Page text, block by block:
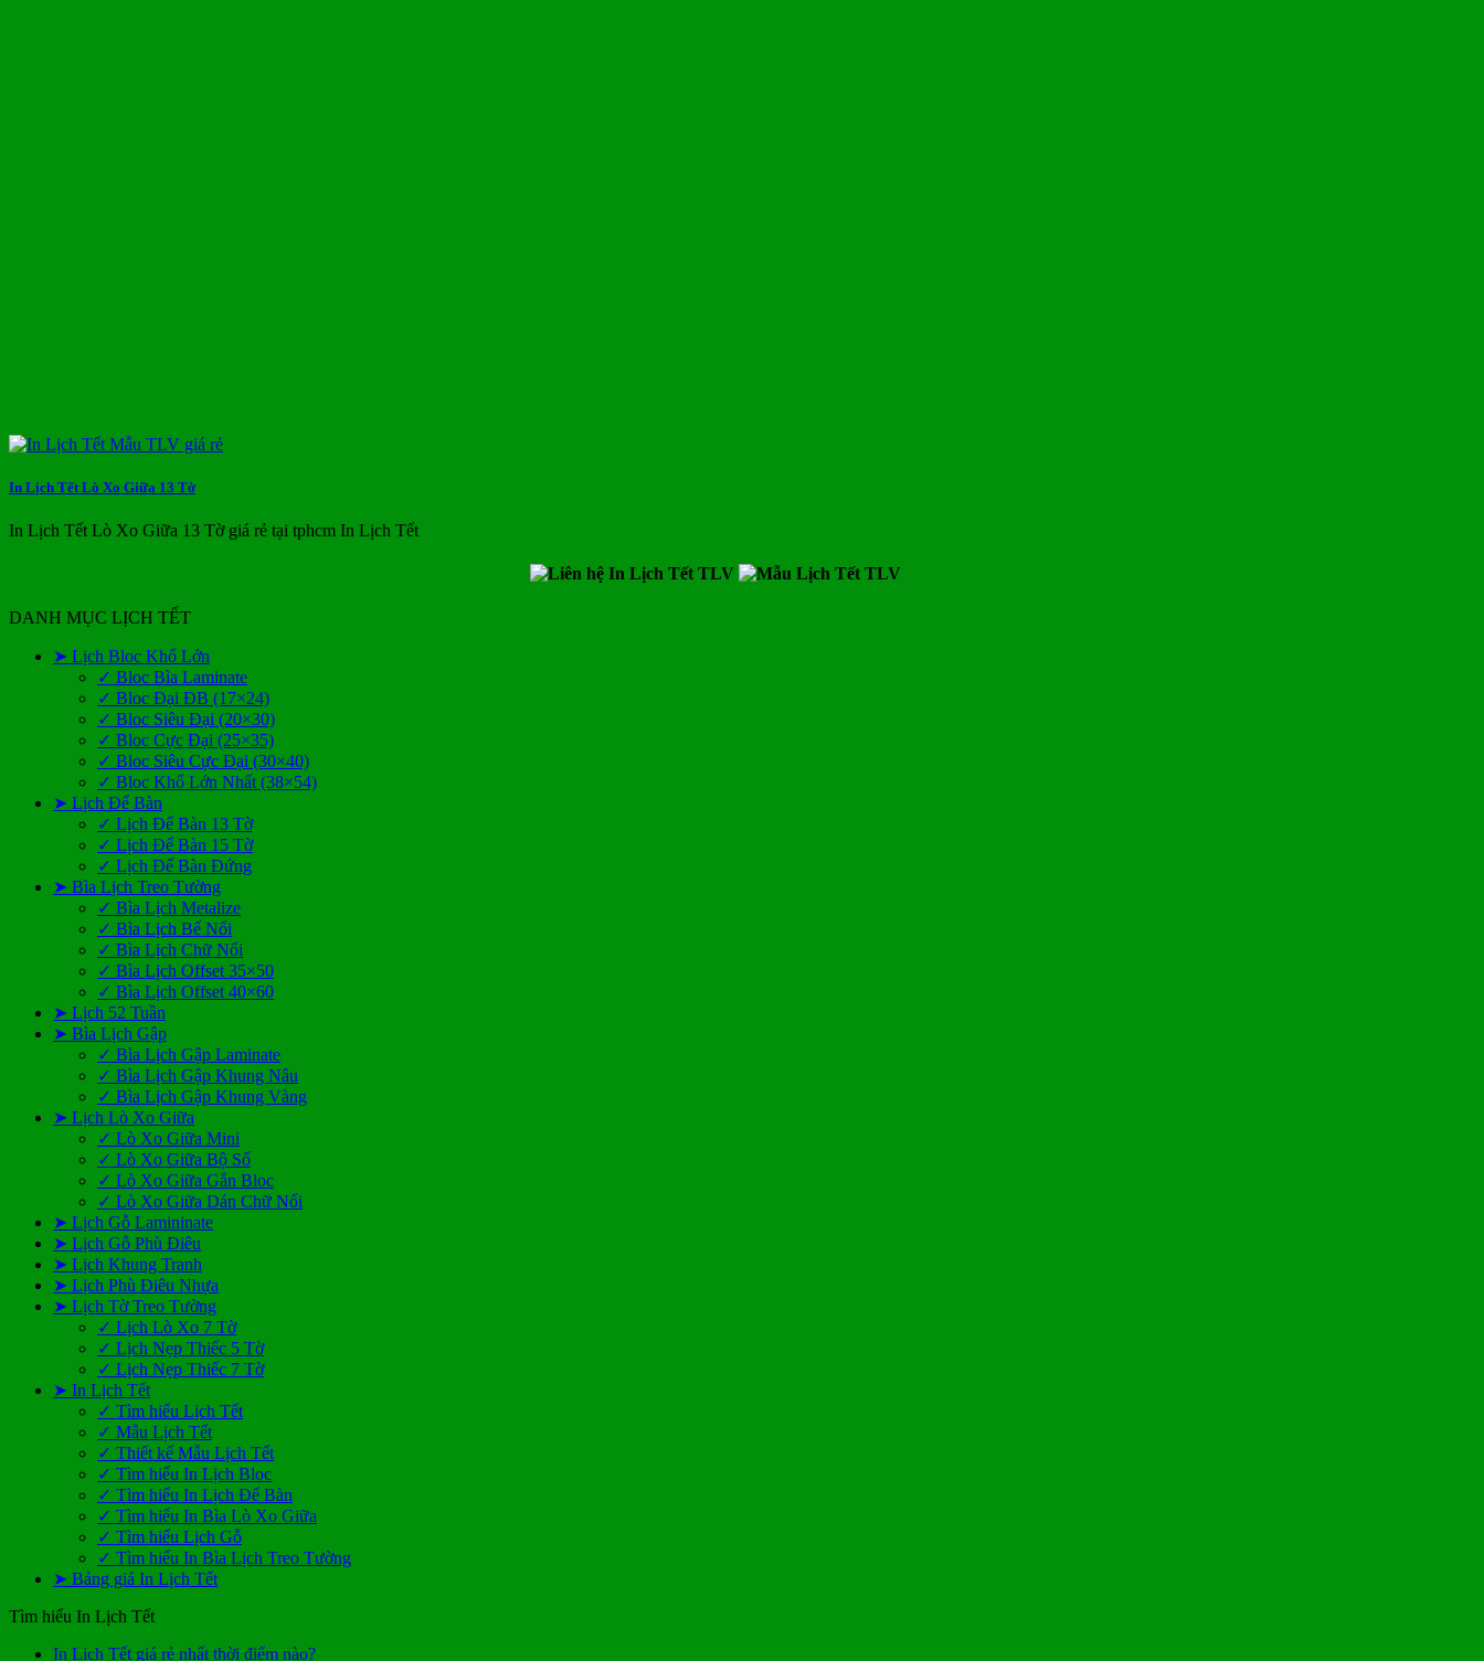
In Lịch Tết Lò Xo Giữa 13 Tờ
In Lịch Tết Lò Xo Giữa 13 Tờ giá rẻ tại tphcm In Lịch Tết
DANH MỤC LỊCH TẾT
➤ Lịch Bloc Khổ Lớn
✓ Bloc Bìa Laminate
✓ Bloc Đại ĐB (17×24)
✓ Bloc Siêu Đại (20×30)
✓ Bloc Cực Đại (25×35)
✓ Bloc Siêu Cực Đại (30×40)
✓ Bloc Khổ Lớn Nhất (38×54)
➤ Lịch Để Bàn
✓ Lịch Để Bàn 13 Tờ
✓ Lịch Để Bàn 15 Tờ
✓ Lịch Để Bàn Đứng
➤ Bìa Lịch Treo Tường
✓ Bìa Lịch Metalize
✓ Bìa Lịch Bế Nổi
✓ Bìa Lịch Chữ Nổi
✓ Bìa Lịch Offset 35×50
✓ Bìa Lịch Offset 40×60
➤ Lịch 52 Tuần
➤ Bìa Lịch Gập
✓ Bìa Lịch Gập Laminate
✓ Bìa Lịch Gập Khung Nâu
✓ Bìa Lịch Gập Khung Vàng
➤ Lịch Lò Xo Giữa
✓ Lò Xo Giữa Mini
✓ Lò Xo Giữa Bộ Số
✓ Lò Xo Giữa Gắn Bloc
✓ Lò Xo Giữa Dán Chữ Nổi
➤ Lịch Gỗ Lamininate
➤ Lịch Gỗ Phù Điêu
➤ Lịch Khung Tranh
➤ Lịch Phù Điêu Nhựa
➤ Lịch Tờ Treo Tường
✓ Lịch Lò Xo 7 Tờ
✓ Lịch Nẹp Thiếc 5 Tờ
✓ Lịch Nẹp Thiếc 7 Tờ
➤ In Lịch Tết
✓ Tìm hiểu Lịch Tết
✓ Mẫu Lịch Tết
✓ Thiết kế Mẫu Lịch Tết
✓ Tìm hiểu In Lịch Bloc
✓ Tìm hiểu In Lịch Để Bàn
✓ Tìm hiểu In Bìa Lò Xo Giữa
✓ Tìm hiểu Lịch Gỗ
✓ Tìm hiểu In Bìa Lịch Treo Tường
➤ Bảng giá In Lịch Tết
Tìm hiểu In Lịch Tết
In Lịch Tết giá rẻ nhất thời điểm nào?Không